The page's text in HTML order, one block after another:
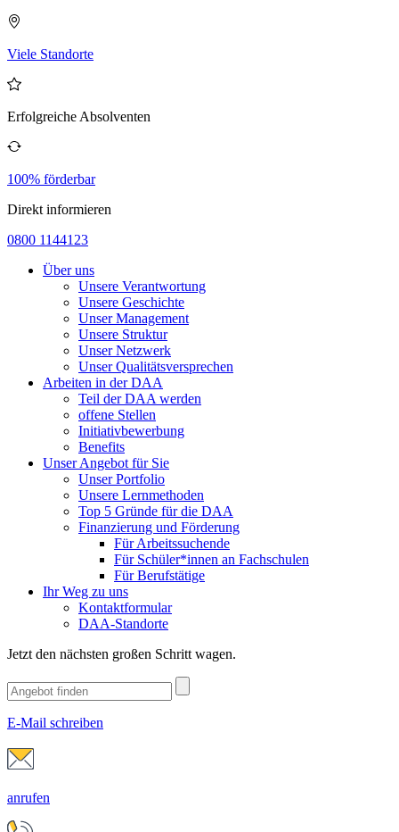
Viele Standorte
Erfolgreiche Absolventen
100% förderbar
Direkt informieren
0800 1144123
Über uns
Unsere Verantwortung
Unsere Geschichte
Unser Management
Unsere Struktur
Unser Netzwerk
Unser Qualitätsversprechen
Arbeiten in der DAA
Teil der DAA werden
offene Stellen
Initiativbewerbung
Benefits
Unser Angebot für Sie
Unser Portfolio
Unsere Lernmethoden
Top 5 Gründe für die DAA
Finanzierung und Förderung
Für Arbeitssuchende
Für Schüler*innen an Fachschulen
Für Berufstätige
Ihr Weg zu uns
Kontaktformular
DAA-Standorte
Jetzt den nächsten großen Schritt wagen.
E-Mail schreiben
anrufen